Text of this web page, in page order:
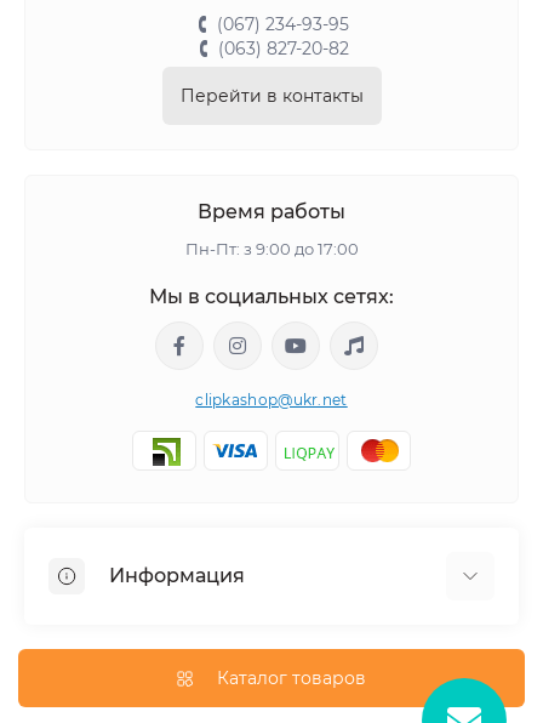
(067) 234-93-95
(063) 827-20-82
Перейти в контакты
Время работы
Пн-Пт: з 9:00 до 17:00
Мы в социальных сетях:
clipkashop@ukr.net
Информация
Контакты
Каталог товаров